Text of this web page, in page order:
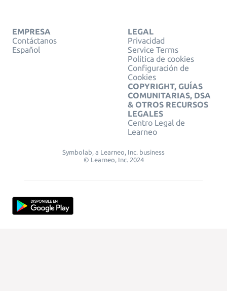
EMPRESA
Contáctanos
Español
LEGAL
Privacidad
Service Terms
Política de cookies
Configuración de
Cookies
COPYRIGHT, GUÍAS
COMUNITARIAS, DSA
& OTROS RECURSOS
LEGALES
Centro Legal de
Learneo
Symbolab, a Learneo, Inc. business
© Learneo, Inc. 2024